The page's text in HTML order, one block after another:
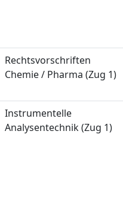
Rechtsvorschriften
Chemie / Pharma (Zug 1)
Instrumentelle
Analysentechnik (Zug 1)